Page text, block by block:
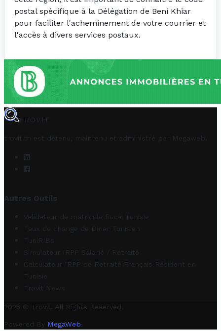
postal spécifique à la Délégation de Beni Khiar
pour faciliter l'acheminement de votre courrier et
l'accès à divers services postaux.
TROVIT
trovit.tn est détenu, maintenu et administré par Megaweb
Autres Outils
Validateur de matricule fiscal Tunisie
Taux de change de Dinar Tunisien
TuniRIBs
Simulateur IRPP Salarié / Retraité
Calculateur IRPP de Retraité Français Résident en
Tunisie
Trovit News
2025 © Trovit. All Rights Reserved.
Powered By MegaWeb